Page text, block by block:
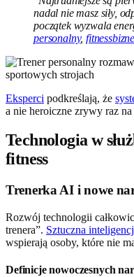
nadal nie masz siły,
początek wyzwala
personalny,
Eksperci podkreślają, że
a nie heroiczne zrywy raz na
Technologia w
fitness
Trenerka AI i nowe
Rozwój technologii
trenera”. Sztuczna
wspierają osoby, które nie
Definicje nowoczesnych